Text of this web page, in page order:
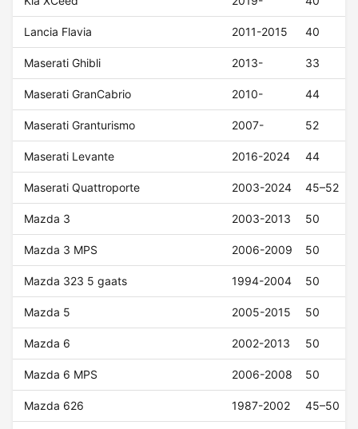
Lancia Flavia 2011-2015 40
Maserati Ghibli 2013- 33
Maserati GranCabrio 2010- 44
Maserati Granturismo 2007- 52
Maserati Levante 2016-2024 44
Maserati Quattroporte 2003-2024 45–52
Mazda 3 2003-2013 50
Mazda 3 MPS 2006-2009 50
Mazda 323 5 gaats 1994-2004 50
Mazda 5 2005-2015 50
Mazda 6 2002-2013 50
Mazda 6 MPS 2006-2008 50
Mazda 626 1987-2002 45–50